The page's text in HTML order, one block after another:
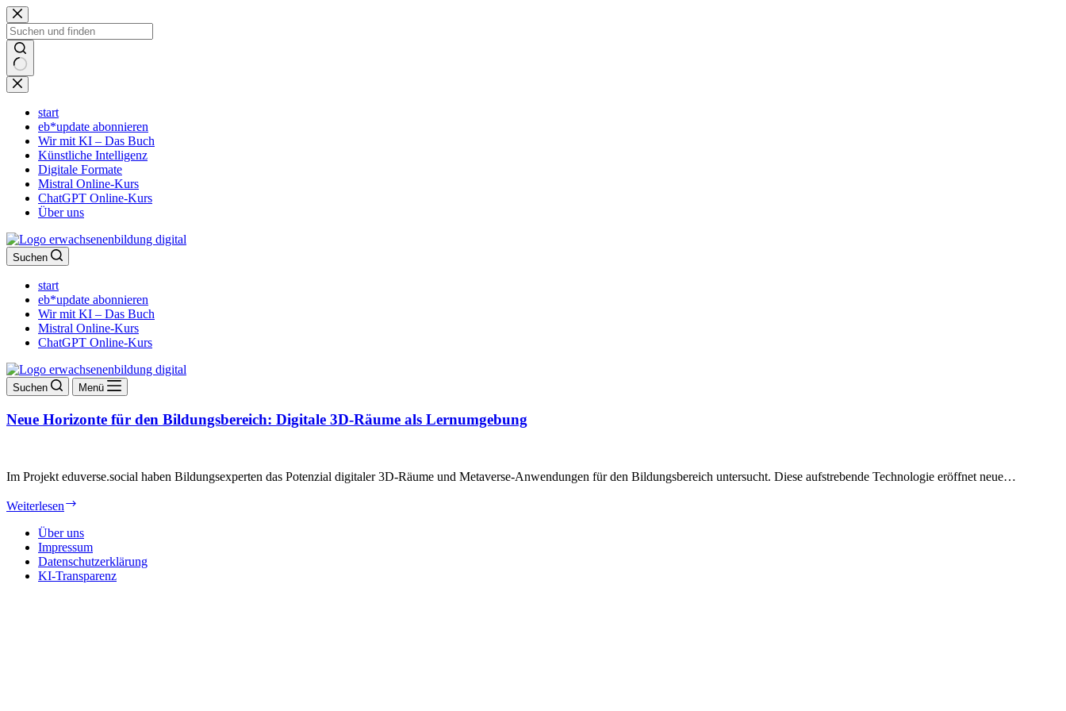
Zum
Inhalt
springen
Keine
Ergebnisse
start
eb*update abonnieren
Wir mit KI – Das Buch
Künstliche Intelligenz
Digitale Formate
Mistral Online-Kurs
ChatGPT Online-Kurs
Über uns
Suchen
start
eb*update abonnieren
Wir mit KI – Das Buch
Mistral Online-Kurs
ChatGPT Online-Kurs
Suchen Menü
Neue Horizonte für den Bildungsbereich: Digitale 3D-Räume als Lernumgebung
Im Projekt eduverse.social haben Bildungsexperten das Potenzial digitaler 3D-Räume und Metaverse-Anwendungen für den Bildungsbereich untersucht. Diese aufstrebende Technologie eröffnet neue…
Weiterlesen
für
den
Bildungsbereich:
Digitale
Über uns
Impressum
Datenschutzerklärung
KI-Transparenz